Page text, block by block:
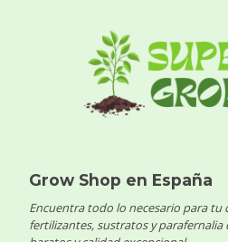
Grow Shop en España
Encuentra todo lo necesario para tu
fertilizantes, sustratos y parafernalia